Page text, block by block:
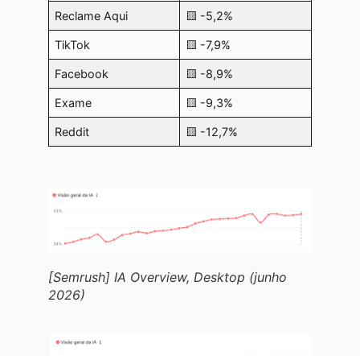
Reclame Aqui 🟨 -5,2%
TikTok 🟨 -7,9%
Facebook 🟨 -8,9%
Exame 🟨 -9,3%
Reddit 🟨 -12,7%
[Semrush] IA Overview, Desktop (junho
2026)